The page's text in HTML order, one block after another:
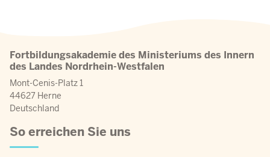
Fortbildungsakademie des Ministeriums des Innern
des Landes Nordrhein-Westfalen
Mont-Cenis-Platz 1
44627 Herne
Deutschland
So erreichen Sie uns